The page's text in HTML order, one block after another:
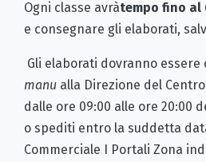
Ogni classe avràtempo fino al
e consegnare gli elaborati,
Gli elaborati dovranno essere
manu alla Direzione del
dalle ore 09:00 alle ore 20:00
o spediti entro la suddetta
Commerciale I Portali Zona